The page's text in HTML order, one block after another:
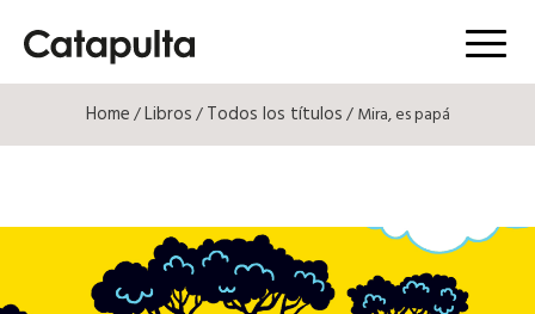
Menú
Home/Libros/Todos los títulos/ Mira, es papá